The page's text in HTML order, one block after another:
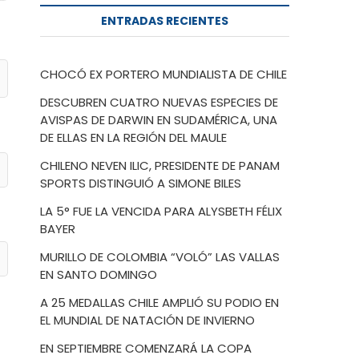
ENTRADAS RECIENTES
CHOCÓ EX PORTERO MUNDIALISTA DE CHILE
DESCUBREN CUATRO NUEVAS ESPECIES DE
AVISPAS DE DARWIN EN SUDAMÉRICA, UNA
DE ELLAS EN LA REGIÓN DEL MAULE
CHILENO NEVEN ILIC, PRESIDENTE DE PANAM
SPORTS DISTINGUIÓ A SIMONE BILES
LA 5° FUE LA VENCIDA PARA ALYSBETH FÉLIX
BAYER
MURILLO DE COLOMBIA “VOLÓ” LAS VALLAS
EN SANTO DOMINGO
A 25 MEDALLAS CHILE AMPLIÓ SU PODIO EN
EL MUNDIAL DE NATACIÓN DE INVIERNO
EN SEPTIEMBRE COMENZARÁ LA COPA